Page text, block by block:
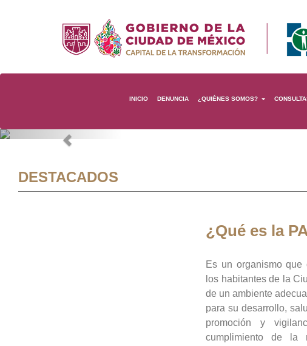
INICIO DENUNCIA ¿QUIÉNES SOMOS?
Previous
DESTACADOS
¿Qué es la
Es un organismo que
los habitantes de la
de un ambiente
para su desarrollo,
promoción y
cumplimiento de la